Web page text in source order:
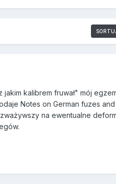
kalibrem fruwał" mój
Notes on German fuzes
na ewentualne